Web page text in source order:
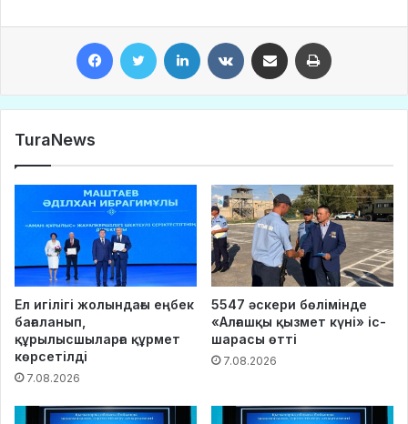
TuraNews
Ел игілігі жолындағы еңбек
бағаланып,
құрылысшыларға құрмет
көрсетілді
7.08.2026
5547 әскери бөлімінде
«Алғашқы қызмет күні» іс-
шарасы өтті
7.08.2026